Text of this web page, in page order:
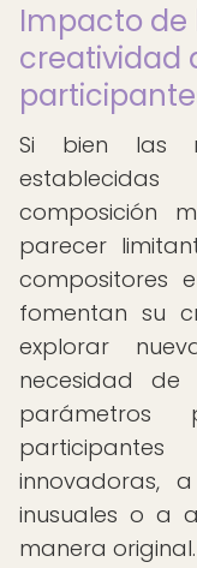
Impacto de
creatividad
Si bien las
composición
parecer
compositores
fomentan su
explorar
necesidad
innovadoras,
inusuales o a
manera original.